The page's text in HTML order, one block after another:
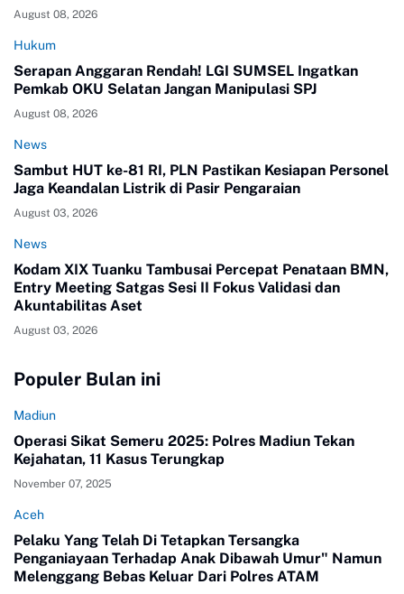
August 08, 2026
Hukum
Serapan Anggaran Rendah! LGI SUMSEL Ingatkan
Pemkab OKU Selatan Jangan Manipulasi SPJ
August 08, 2026
News
Sambut HUT ke-81 RI, PLN Pastikan Kesiapan Personel
Jaga Keandalan Listrik di Pasir Pengaraian
August 03, 2026
News
Kodam XIX Tuanku Tambusai Percepat Penataan BMN,
Entry Meeting Satgas Sesi II Fokus Validasi dan
Akuntabilitas Aset
August 03, 2026
Populer Bulan ini
Madiun
Operasi Sikat Semeru 2025: Polres Madiun Tekan
Kejahatan, 11 Kasus Terungkap
November 07, 2025
Aceh
Pelaku Yang Telah Di Tetapkan Tersangka
Penganiayaan Terhadap Anak Dibawah Umur" Namun
Melenggang Bebas Keluar Dari Polres ATAM